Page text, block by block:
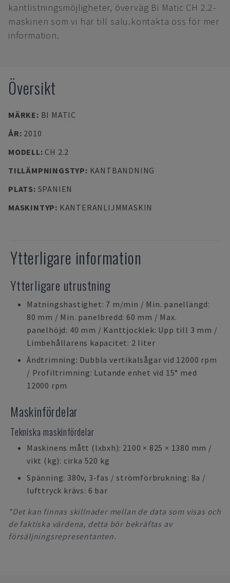
kantlistningsmöjligheter, överväg Bi Matic CH 2.2-
maskinen som vi har till salu.kontakta oss för mer
information.
Översikt
MÄRKE: BI MATIC
ÅR: 2010
MODELL: CH 2.2
TILLÄMPNINGSTYP: KANTBANDNING
PLATS: SPANIEN
MASKINTYP: KANTERANLIJMMASKIN
Ytterligare information
Ytterligare utrustning
Matningshastighet: 7 m/min / Min. panellängd:
80 mm / Min. panelbredd: 60 mm / Max.
panelhöjd: 40 mm / Kanttjocklek: Upp till 3 mm /
Limbehållarens kapacitet: 2 liter
Ändtrimning: Dubbla vertikalsågar vid 12000 rpm
/ Profiltrimning: Lutande enhet vid 15° med
12000 rpm
Maskinfördelar
Tekniska maskinfördelar
Maskinens mått (lxbxh): 2100 × 825 × 1380 mm /
vikt (kg): cirka 520 kg
Spänning: 380v, 3-fas / strömförbrukning: 8a /
lufttryck krävs: 6 bar
*Det kan finnas skillnader mellan de data som visas och
de faktiska värdena, detta bör bekräftas av
försäljningsrepresentanten.